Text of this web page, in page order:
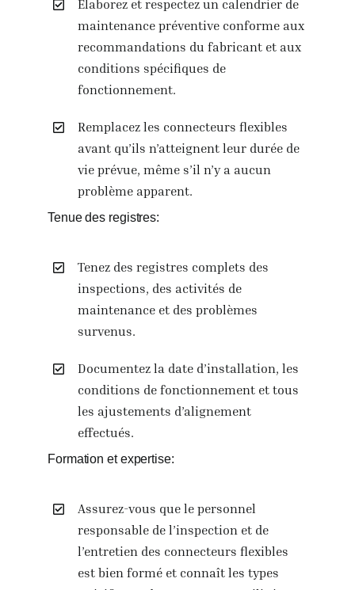
Élaborez et respectez un calendrier de
maintenance préventive conforme aux
recommandations du fabricant et aux
conditions spécifiques de
fonctionnement.
Remplacez les connecteurs flexibles
avant qu’ils n’atteignent leur durée de
vie prévue, même s’il n’y a aucun
problème apparent.
Tenue des registres:
Tenez des registres complets des
inspections, des activités de
maintenance et des problèmes
survenus.
Documentez la date d’installation, les
conditions de fonctionnement et tous
les ajustements d’alignement
effectués.
Formation et expertise:
Assurez-vous que le personnel
responsable de l’inspection et de
l’entretien des connecteurs flexibles
est bien formé et connaît les types